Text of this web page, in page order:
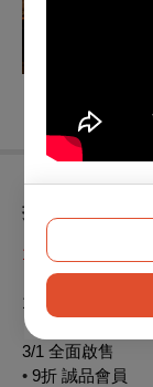
折扣方案
1/16-1/19
1/20-2/28
3/1 全面啟售
• 9折 誠品會員